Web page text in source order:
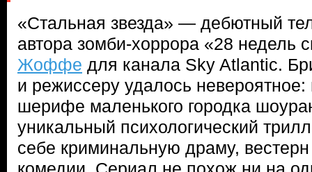
«Стальная звезда» — дебютный
автора зомби-хоррора «28 недель
Жоффе для канала Sky Atlantic.
и режиссеру удалось
шерифе маленького городка
уникальный психологический
себе криминальную драму,